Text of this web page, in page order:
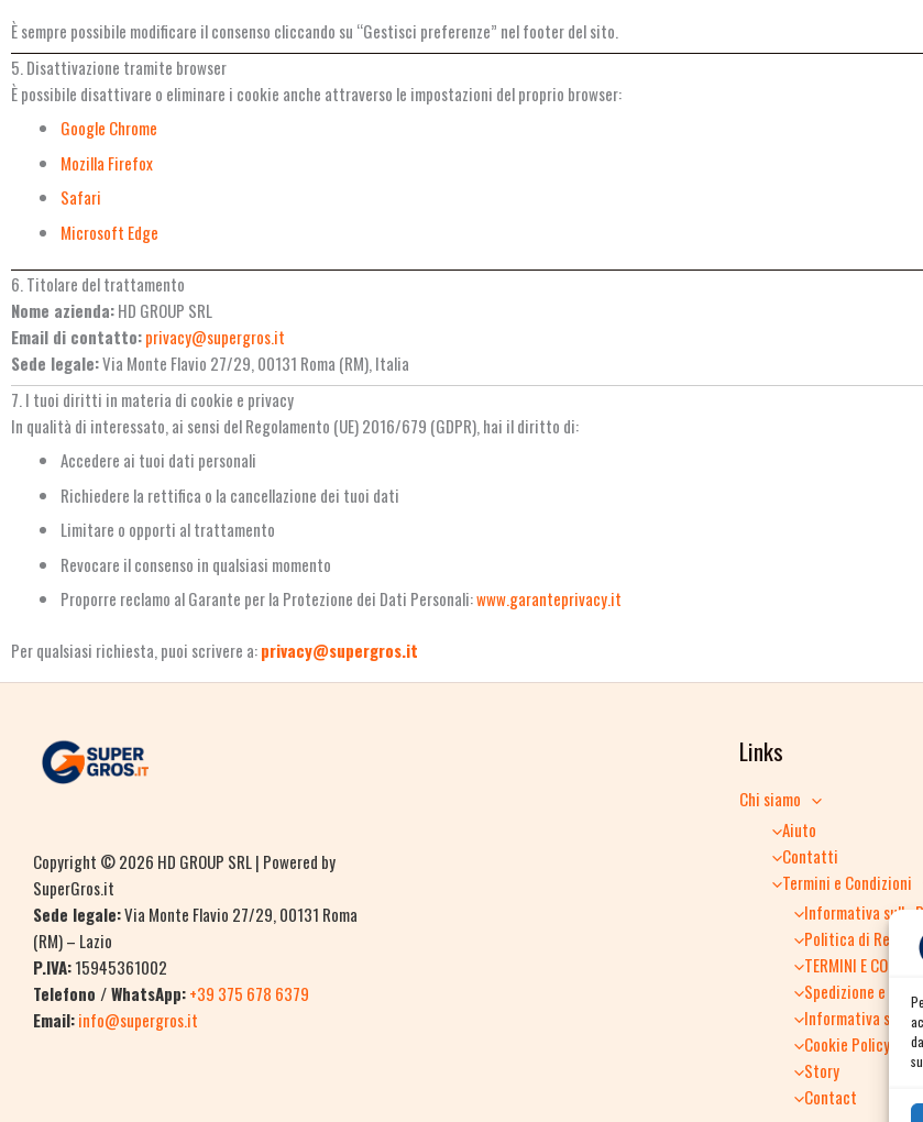
È sempre possibile modificare il consenso cliccando su “Gestisci preferenze” nel footer del sito.
5. Disattivazione tramite browser
È possibile disattivare o eliminare i cookie anche attraverso le impostazioni del proprio browser:
Google Chrome
Mozilla Firefox
Safari
Microsoft Edge
6. Titolare del trattamento
Nome azienda:HD GROUP SRL
Email di contatto:privacy@supergros.it
Sede legale:Via Monte Flavio 27/29, 00131 Roma (RM), Italia
7. I tuoi diritti in materia di cookie e privacy
In qualità di interessato, ai sensi del Regolamento (UE) 2016/679 (GDPR), hai il diritto di:
Accedere ai tuoi dati personali
Richiedere la rettifica o la cancellazione dei tuoi dati
Limitare o opporti al trattamento
Revocare il consenso in qualsiasi momento
Proporre reclamo al Garante per la Protezione dei Dati Personali:www.garanteprivacy.it
Per qualsiasi richiesta, puoi scrivere a:privacy@supergros.it
Copyright © 2026 HD GROUP SRL | Powered by
SuperGros.it
Sede legale:Via Monte Flavio 27/29, 00131 Roma
(RM) – Lazio
P.IVA:15945361002
Telefono / WhatsApp:+39 375 678 6379
Email:info@supergros.it
Links
Chi siamo
Aiuto
Contatti
Termini e Condizioni
Informativa sulla
Politica di Reso
TERMINI E
Spedizione e
Informativa sulla
Cookie Policy
Story
Contact